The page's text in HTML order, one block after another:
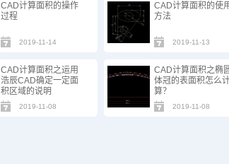
CAD计算面积的操作
过程
2019-11-14
CAD计算面积的使
方法
2019-11-13
CAD计算面积之运用
浩辰CAD确定一定面
积区域的说明
2019-11-08
CAD计算面积之椭
体冠的表面积怎么
算？
2019-11-08